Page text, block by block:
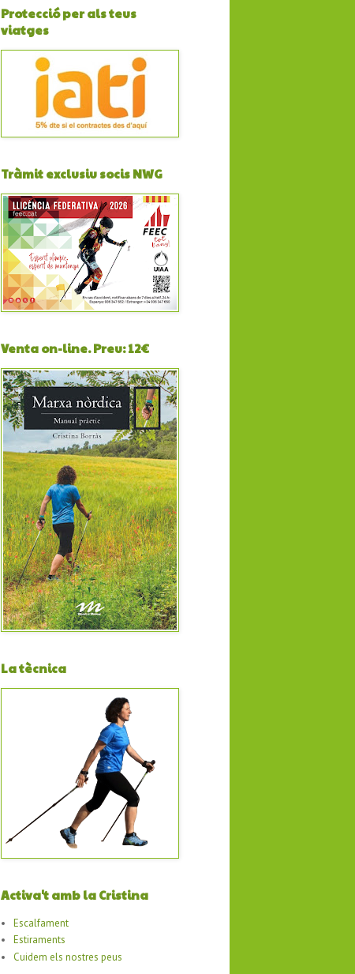
Protecció per als teus
viatges
Tràmit exclusiu socis NWG
Venta on-line. Preu: 12€
La tècnica
Activa't amb la Cristina
Escalfament
Estiraments
Cuidem els nostres peus